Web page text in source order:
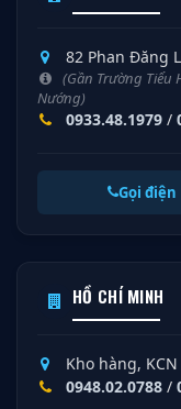
82 Phan Đăng
(Gần Trường Tiểu
Nướng)
0933.48.1979 /
Gọi điện
HỒ CHÍ MINH
Kho hàng,
0948.02.0788 /